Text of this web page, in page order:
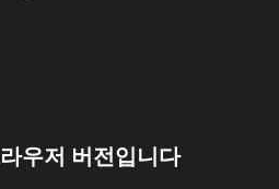
우저 버전입니다